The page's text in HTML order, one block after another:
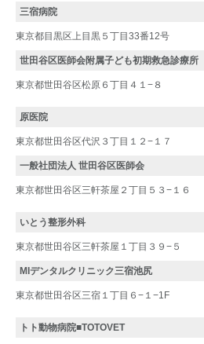
三宿病院
東京都目黒区上目黒５丁目33番12号
世田谷区医師会附属子ども初期救急診療所
東京都世田谷区松原６丁目４１−８
原医院
東京都世田谷区代沢３丁目１２−１７
一般社団法人 世田谷区医師会
東京都世田谷区三軒茶屋２丁目５３−１６
いとう整形外科
東京都世田谷区三軒茶屋１丁目３９−５
MIデンタルクリニック三宿池尻
東京都世田谷区三宿１丁目６−１−1F
トト動物病院■TOTOVET